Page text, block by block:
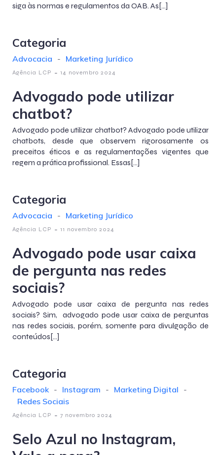
siga às normas e regulamentos da OAB. As[…]
Categoria
Advocacia - Marketing Jurídico
Agência LCP - 14 novembro 2024
Advogado pode utilizar
chatbot?
Advogado pode utilizar chatbot? Advogado pode utilizar
chatbots, desde que observem rigorosamente os
preceitos éticos e as regulamentações vigentes que
regem a prática profissional. Essas[…]
Categoria
Advocacia - Marketing Jurídico
Agência LCP - 11 novembro 2024
Advogado pode usar caixa
de pergunta nas redes
sociais?
Advogado pode usar caixa de pergunta nas redes
sociais? Sim, advogado pode usar caixa de perguntas
nas redes sociais, porém, somente para divulgação de
conteúdos[…]
Categoria
Facebook - Instagram - Marketing Digital -
Redes Sociais
Agência LCP - 7 novembro 2024
Selo Azul no Instagram,